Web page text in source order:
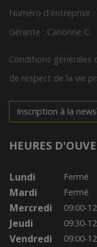
Numéro d'entreprise :
Gérante : Canonne C.
Conditions
de respect de la vie
Inscription à la
HEURES
Lundi Fermé
Mardi Fermé
Mercredi 09:00-
Jeudi 09:30-
Vendredi 09:00-